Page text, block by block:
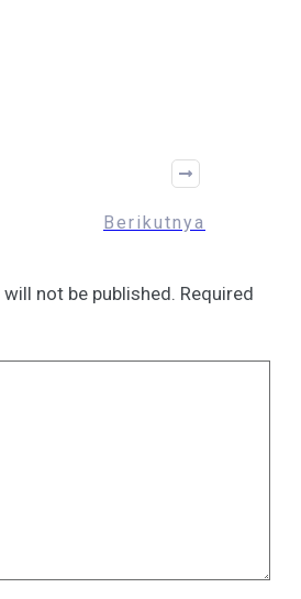
Berikutnya
not be published. Required